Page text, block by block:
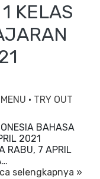
KELAS
MENU · TRY OUT
BAHASA
2021
RABU, 7 APRIL
selengkapnya »